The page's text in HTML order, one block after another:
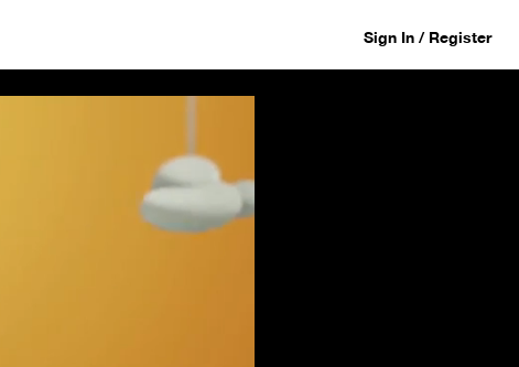
Sign In / Register